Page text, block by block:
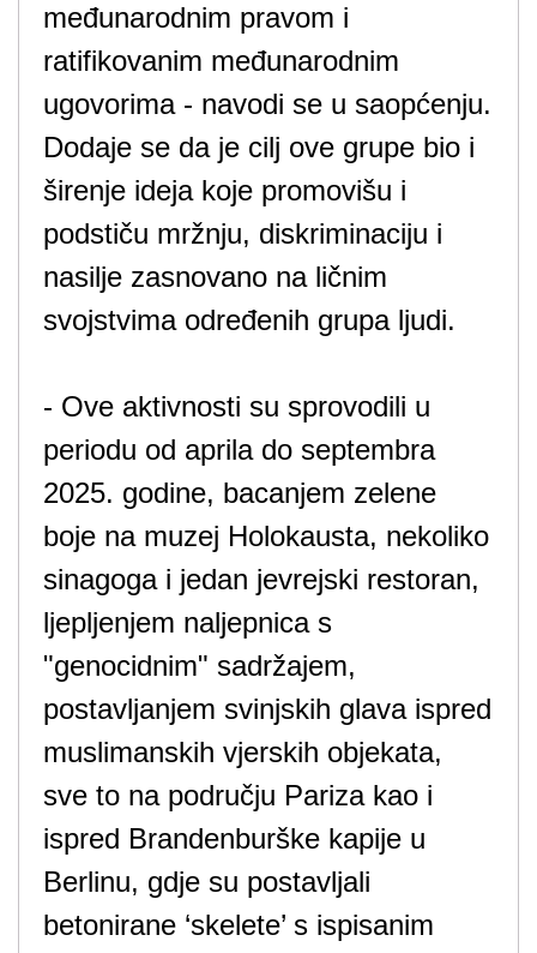
međunarodnim pravom i
ratifikovanim međunarodnim
ugovorima - navodi se u saopćenju.
Dodaje se da je cilj ove grupe bio i
širenje ideja koje promovišu i
podstiču mržnju, diskriminaciju i
nasilje zasnovano na ličnim
svojstvima određenih grupa ljudi.
- Ove aktivnosti su sprovodili u
periodu od aprila do septembra
2025. godine, bacanjem zelene
boje na muzej Holokausta, nekoliko
sinagoga i jedan jevrejski restoran,
ljepljenjem naljepnica s
"genocidnim" sadržajem,
postavljanjem svinjskih glava ispred
muslimanskih vjerskih objekata,
sve to na području Pariza kao i
ispred Brandenburške kapije u
Berlinu, gdje su postavljali
betonirane ‘skelete’ s ispisanim